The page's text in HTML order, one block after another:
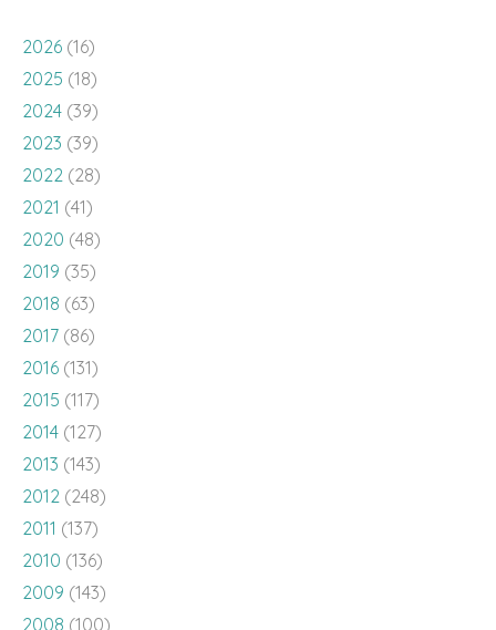
2026 (16)
2025 (18)
2024 (39)
2023 (39)
2022 (28)
2021 (41)
2020 (48)
2019 (35)
2018 (63)
2017 (86)
2016 (131)
2015 (117)
2014 (127)
2013 (143)
2012 (248)
2011 (137)
2010 (136)
2009 (143)
2008 (100)